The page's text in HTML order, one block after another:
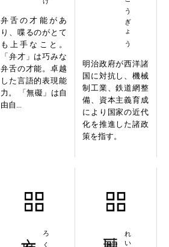
弁舌の才能があ
り、喋るのがとて
も上手なこと。
「弁才」は巧みな
弁舌の才能。卓越
した言語的表現能
力。 「無礙」は自
由自...
明治政府が西洋諸
国に対抗し、機械
制工業、鉄道網整
備、資本主義育成
により国家の近代
化を推進した諸政
策を指す。